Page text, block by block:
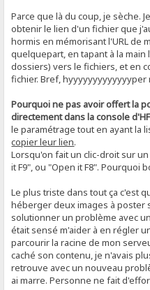
Parce que là du coup, je sèche.
obtenir le lien d'un fichier que
hormis en mémorisant l'URL de
quelquepart, en tapant à la
dossiers) vers le fichiers, et en
fichier. Bref, hyyyyyyyyyyyyyper
Pourquoi ne pas avoir offert la
directement dans la console
le paramétrage tout en ayant la
copier leur lien.
Lorsqu'on fait un clic-droit sur
it F9", ou "Open it F8". Pourquoi
Le plus triste dans tout ça c'est
héberger deux images à poster
solutionner un problème avec
était sensé m'aider à en régler
parcourir la racine de mon
caché son contenu, je n'avais
retrouve avec un nouveau
ai marre. Personne ne fait